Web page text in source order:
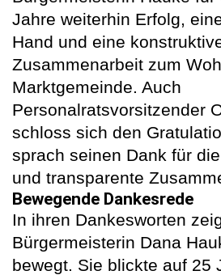
Jahre weiterhin Erfolg,
Hand und eine
Zusammenarbeit zum
Marktgemeinde. Auch
Personalratsvorsitzender
schloss sich den
sprach seinen Dank für
und transparente
Bewegende Dankesrede
In ihren Dankesworten
Bürgermeisterin Dana
bewegt. Sie blickte auf 25